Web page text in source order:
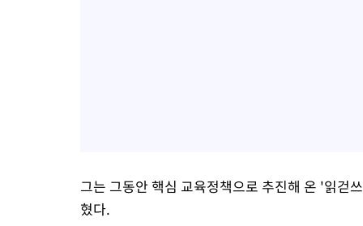
그는 그동안 핵심 교육정책으로 추진해 온 '읽걷
혔다.